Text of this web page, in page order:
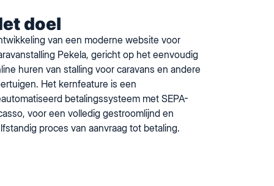
doel
van een moderne website voor
Pekela, gericht op het eenvoudig
huren van stalling voor caravans en andere
Het kernfeature is een
betalingssysteem met SEPA-
voor een volledig gestroomlijnd en
proces van aanvraag tot betaling.